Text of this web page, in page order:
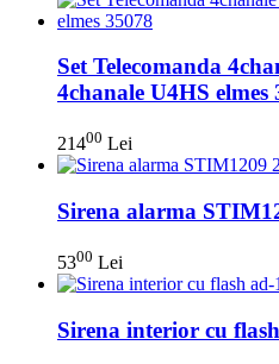
Set Telecomanda
4chanale U4HS elmes
21400 Lei
Sirena alarma
5300 Lei
Sirena interior cu